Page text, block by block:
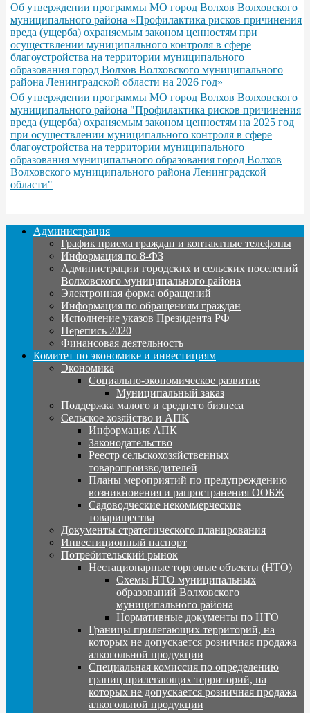
Об утверждении программы МО город Волхов Волховского
муниципального района «Профилактика рисков причинения
вреда (ущерба) охраняемым законом ценностям при
осуществлении муниципального контроля в сфере
благоустройства на территории муниципального
образования город Волхов Волховского муниципального
района Ленинградской области на 2026 год»
Об утверждении программы МО город Волхов Волховского
муниципального района "Профилактика рисков причинения
вреда (ущерба) охраняемым законом ценностям на 2025 год
при осуществлении муниципального контроля в сфере
благоустройства на территории муниципального
образования муниципального образования город Волхов
Волховского муниципального района Ленинградской
области"
Администрация
График приема граждан и контактные телефоны
Информация по 8-ФЗ
Администрации городских и сельских поселений
Волховского муниципального района
Электронная форма обращений
Информация по обращениям граждан
Исполнение указов Президента РФ
Перепись 2020
Финансовая деятельность
Комитет по экономике и инвестициям
Экономика
Социально-экономическое развитие
Муниципальный заказ
Поддержка малого и среднего бизнеса
Сельское хозяйство и АПК
Информация АПК
Законодательство
Реестр сельскохозяйственных
товаропроизводителей
Планы мероприятий по предупреждению
возникновения и рапространения ООБЖ
Садоводческие некоммерческие
товарищества
Документы стратегического планирования
Инвестиционный паспорт
Потребительский рынок
Нестационарные торговые объекты (НТО)
Схемы НТО муниципальных
образований Волховского
муниципального района
Нормативные документы по НТО
Границы прилегающих территорий, на
которых не допускается розничная продажа
алкогольной продукции
Специальная комиссия по определению
границ прилегающих территорий, на
которых не допускается розничная продажа
алкогольной продукции